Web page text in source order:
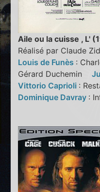
Aile ou la cuisse , L'
Réalisé par Claude
Louis de Funès :
Gérard Duchemin
Vittorio Caprioli :
Dominique Davray :